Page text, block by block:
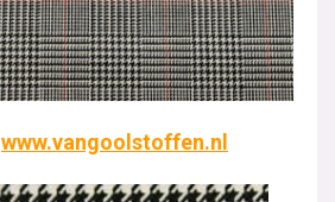
www.vangoolstoffen.nl